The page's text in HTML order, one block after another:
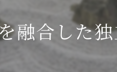
融合した